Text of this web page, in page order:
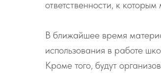
ответственности, к
В ближайшее время
использования в работе
Кроме того, будут